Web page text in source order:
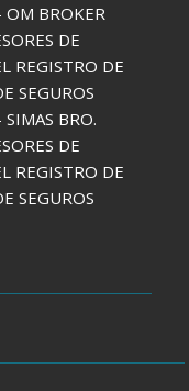
BROKER
DE
REGISTRO DE
SEGUROS
BRO.
DE
REGISTRO DE
SEGUROS